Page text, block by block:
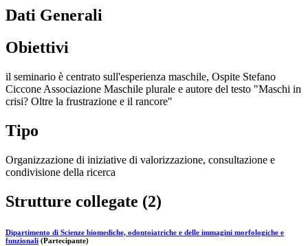
Dati Generali
Obiettivi
il seminario è centrato sull'esperienza maschile, Ospite Stefano
Ciccone Associazione Maschile plurale e autore del testo "Maschi in
crisi? Oltre la frustrazione e il rancore"
Tipo
Organizzazione di iniziative di valorizzazione, consultazione e
condivisione della ricerca
Strutture collegate (2)
Dipartimento di Scienze biomediche, odontoiatriche e delle immagini morfologiche e
funzionali (Partecipante)